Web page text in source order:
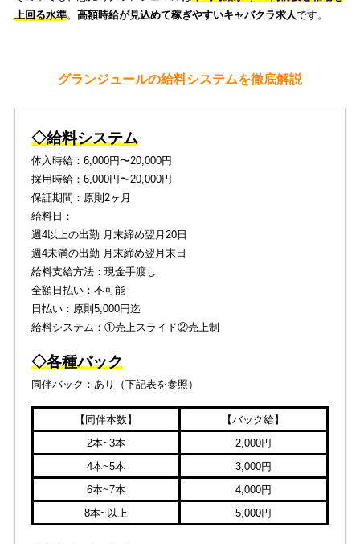
上回る水準。 高額時給が見込めて稼ぎやすいキャバクラ求人です。
グランジュールの給料システムを徹底解説
◇給料システム
体入時給：6,000円〜20,000円
採用時給：6,000円〜20,000円
保証期間：原則2ヶ月
給料日：
週4以上の出勤 月末締め翌月20日
週4未満の出勤 月末締め翌月末日
給料支給方法：現金手渡し
全額日払い：不可能
日払い：原則5,000円迄
給料システム：①売上スライド②売上制
◇各種バック
同伴バック：あり（下記表を参照）
【同伴本数】
【バック給】
2本~3本
2,000円
4本~5本
3,000円
6本~7本
4,000円
8本~以上
5,000円